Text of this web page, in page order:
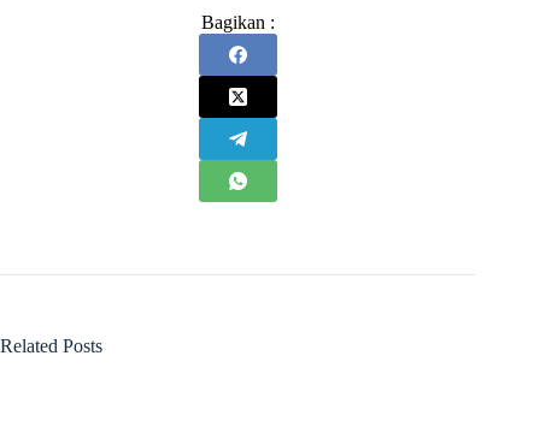
Bagikan :
Related Posts